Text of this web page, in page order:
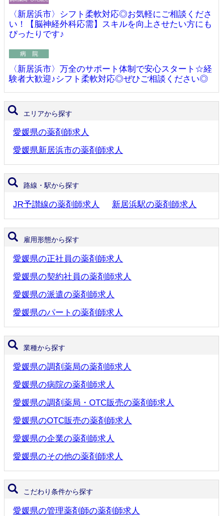
〈新居浜市〉シフト柔軟対応◎お気軽にご相談くださ
い！【脳神経外科応需】スキルを向上させたい方にも
ぴったりです♪
〈新居浜市〉万全のサポート体制で安心スタート☆経
験者大歓迎♪シフト柔軟対応◎ぜひご相談ください◎
エリアから探す
愛媛県の薬剤師求人
愛媛県新居浜市の薬剤師求人
路線・駅から探す
JR予讃線の薬剤師求人 新居浜駅の薬剤師求人
雇用形態から探す
愛媛県の正社員の薬剤師求人
愛媛県の契約社員の薬剤師求人
愛媛県の派遣の薬剤師求人
愛媛県のパートの薬剤師求人
業種から探す
愛媛県の調剤薬局の薬剤師求人
愛媛県の病院の薬剤師求人
愛媛県の調剤薬局・OTC販売の薬剤師求人
愛媛県のOTC販売の薬剤師求人
愛媛県の企業の薬剤師求人
愛媛県のその他の薬剤師求人
こだわり条件から探す
愛媛県の管理薬剤師の薬剤師求人